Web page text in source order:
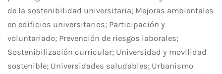
de la sostenibilidad universitaria; Mejoras ambientales
en edificios universitarios; Participación y
voluntariado; Prevención de riesgos laborales;
Sostenibilización curricular; Universidad y movilidad
sostenible; Universidades saludables; Urbanismo